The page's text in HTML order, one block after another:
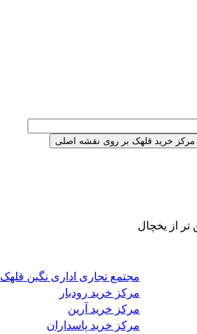
تر از یخچال
مجتمع تجاری اداری نگین قلهک
مرکز خرید رودبار
مرکز خرید آرین
مرکز خرید پاسداران